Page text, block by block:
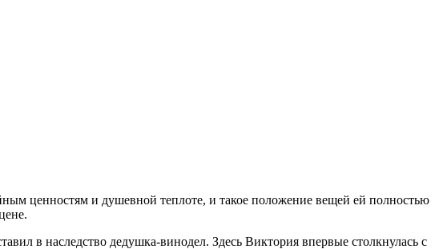
ценностям и душевной теплоте, и такое положение вещей ей полностью
в наследство дедушка-винодел. Здесь Виктория впервые столкнулась с